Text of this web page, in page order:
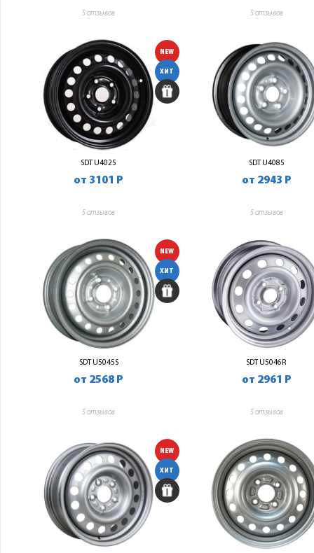
5 отзывов 5 отзывов
NEW
ХИТ
SDT U4025
от 3101 Р
5 отзывов
SDT U4085
от 2943 Р
5 отзывов
NEW
ХИТ
SDT U5045S
от 2568 Р
5 отзывов
SDT U5046R
от 2961 Р
5 отзывов
NEW
ХИТ